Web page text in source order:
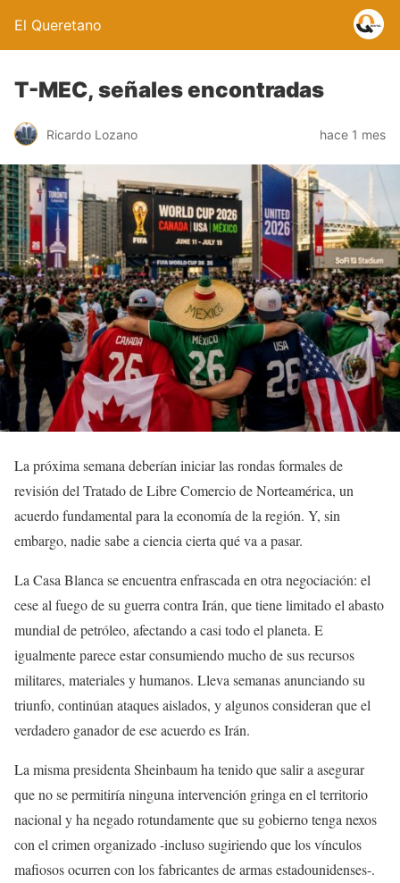
El Queretano
T-MEC, señales encontradas
Ricardo Lozano hace 1 mes
La próxima semana deberían iniciar las rondas formales de
revisión del Tratado de Libre Comercio de Norteamérica, un
acuerdo fundamental para la economía de la región. Y, sin
embargo, nadie sabe a ciencia cierta qué va a pasar.
La Casa Blanca se encuentra enfrascada en otra negociación: el
cese al fuego de su guerra contra Irán, que tiene limitado el abasto
mundial de petróleo, afectando a casi todo el planeta. E
igualmente parece estar consumiendo mucho de sus recursos
militares, materiales y humanos. Lleva semanas anunciando su
triunfo, continúan ataques aislados, y algunos consideran que el
verdadero ganador de ese acuerdo es Irán.
La misma presidenta Sheinbaum ha tenido que salir a asegurar
que no se permitiría ninguna intervención gringa en el territorio
nacional y ha negado rotundamente que su gobierno tenga nexos
con el crimen organizado -incluso sugiriendo que los vínculos
mafiosos ocurren con los fabricantes de armas estadounidenses-.